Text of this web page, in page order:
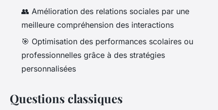
👥 Amélioration des relations sociales par une
meilleure compréhension des interactions
🎯 Optimisation des performances scolaires ou
professionnelles grâce à des stratégies
personnalisées
Questions classiques